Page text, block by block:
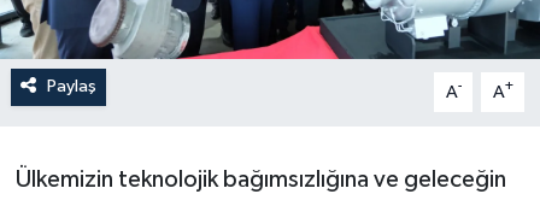
Paylaş A- A+
Ülkemizin teknolojik bağımsızlığına ve geleceğin